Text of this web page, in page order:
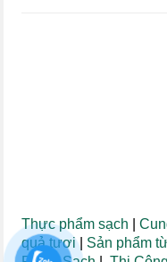
Thực phẩm sạch |
quả tươi| Sản phẩm